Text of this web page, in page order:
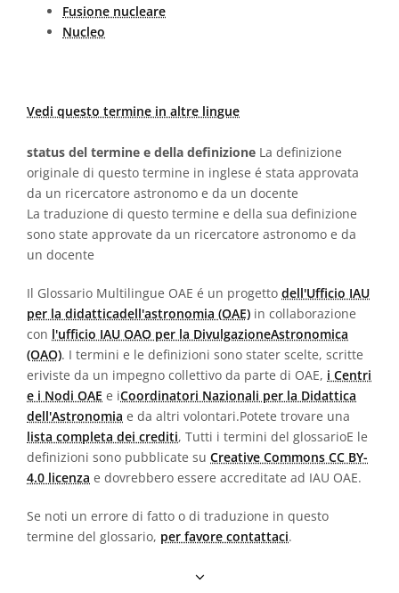
Fusione nucleare
Nucleo
Vedi questo termine in altre lingue
status del termine e della definizione La definizione
originale di questo termine in inglese é stata approvata
da un ricercatore astronomo e da un docente
La traduzione di questo termine e della sua definizione
sono state approvate da un ricercatore astronomo e da
un docente
Il Glossario Multilingue OAE é un progetto dell'Ufficio IAU
per la didatticadell'astronomia (OAE) in collaborazione
con l'ufficio IAU OAO per la DivulgazioneAstronomica
(OAO). I termini e le definizioni sono stater scelte, scritte
eriviste da un impegno collettivo da parte di OAE, i Centri
e i Nodi OAE e iCoordinatori Nazionali per la Didattica
dell'Astronomia e da altri volontari.Potete trovare una
lista completa dei crediti, Tutti i termini del glossarioE le
definizioni sono pubblicate su Creative Commons CC BY-
4.0 licenza e dovrebbero essere accreditate ad IAU OAE.
Se noti un errore di fatto o di traduzione in questo
termine del glossario, per favore contattaci.